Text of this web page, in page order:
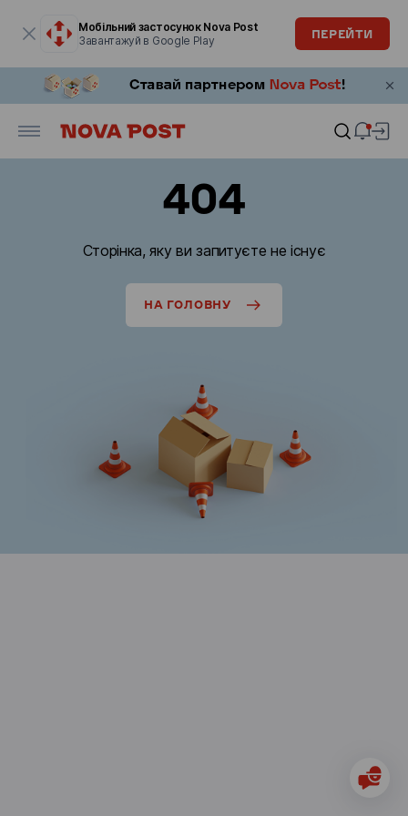
Мобільний застосунок Nova Post
Завантажуй в Google Play
ПЕРЕЙТИ
404
Сторінка, яку ви запитуєте не існує
НА ГОЛОВНУ